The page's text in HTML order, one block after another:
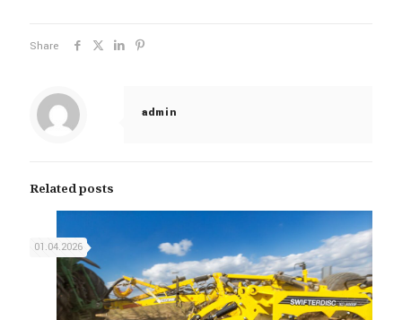
Share
admin
Related posts
01.04.2026